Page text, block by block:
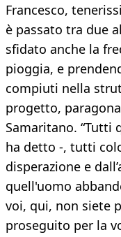
Francesco,
è passato tra due
sfidato anche la
pioggia, e
compiuti nella
progetto,
Samaritano. “Tutti
ha detto -, tutti
disperazione e
quell'uomo
voi, qui, non siete
proseguito per la